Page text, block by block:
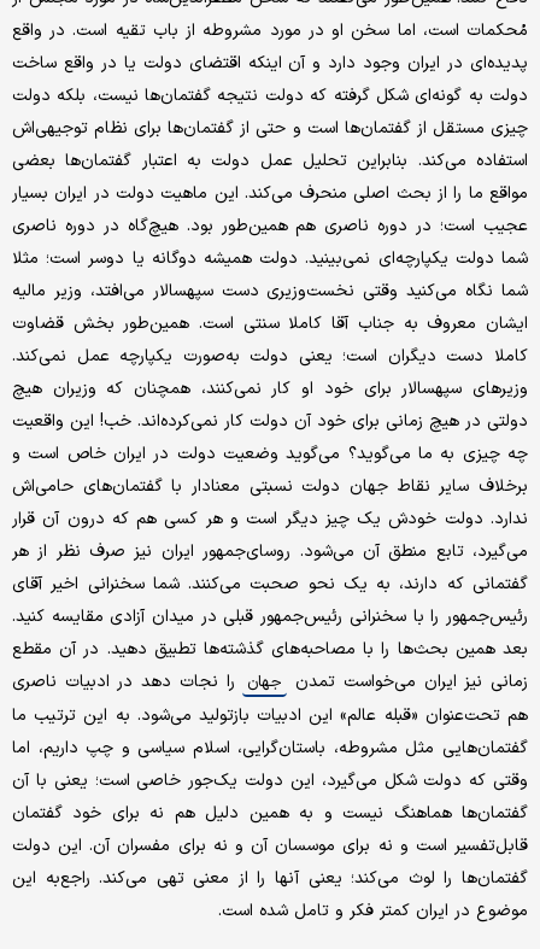
مُحکمات است، اما سخن او در مورد مشروطه از باب تقیه است. در واقع
پدیده‌ای در ایران وجود دارد و آن اینکه اقتضای دولت یا در واقع ساخت
دولت به گونه‌ای شکل گرفته که دولت نتیجه‌ گفتمان‌ها نیست، بلکه دولت
چیزی مستقل از گفتمان‌ها است و حتی از گفتمان‌ها برای نظام توجیهی‌اش
استفاده می‌کند. بنابراین تحلیل عمل دولت به اعتبار گفتمان‌ها بعضی
مواقع‌ ما را از بحث اصلی منحرف می‌کند. این ماهیت دولت در ایران بسیار
عجیب است؛ در دوره‌ ناصری هم همین‌طور بود. هیچ‌گاه در دوره‌ ناصری
شما دولت یکپارچه‌‌ای نمی‌بینید. دولت همیشه دوگانه یا دوسر است؛ مثلا
شما نگاه می‌کنید وقتی نخست‌وزیری دست سپهسالار می‌افتد، وزیر مالیه‌
ایشان معروف به جناب آقا کاملا سنتی است. همین‌طور بخش قضاوت
کاملا دست دیگران است؛ یعنی دولت به‌صورت یکپارچه عمل نمی‌کند.
وزیرهای سپهسالار برای خود او کار نمی‌کنند، همچنان که وزیران هیچ
دولتی در هیچ زمانی برای خود آن دولت کار نمی‌کرده‌اند. خب! این واقعیت
چه چیزی به ما می‌گوید؟ می‌گوید وضعیت دولت در ایران خاص است و
برخلاف سایر نقاط جهان دولت نسبتی معنا‌دار با گفتمان‌های حامی‌اش
ندارد. دولت خودش یک چیز دیگر است و هر کسی هم که درون آن قرار
می‌گیرد، تابع منطق آن می‌شود. روسای‌جمهور ایران نیز صرف نظر از هر
گفتمانی که دارند، به یک نحو صحبت می‌کنند. شما سخنرانی اخیر آقای
رئیس‌جمهور را با سخنرانی رئیس‌جمهور قبلی در میدان آزادی مقایسه کنید.
بعد همین بحث‌ها را با مصاحبه‌های گذشته‌ها تطبیق دهید. در آن مقطع
زمانی نیز ایران می‌خواست تمدن
جهان را نجات ‌دهد در ادبیات ناصری
هم تحت‌‌عنوان «قبله‌ عالم» این ادبیات بازتولید می‌شود. به این ترتیب ما
گفتمان‌هایی مثل مشروطه، باستان‌گرایی، اسلام سیاسی و چپ داریم، اما
وقتی که دولت شکل می‌گیرد، این دولت یک‌جور خاصی است؛ یعنی با آن
گفتمان‌ها هماهنگ نیست و به همین دلیل هم نه برای خود گفتمان
قابل‌تفسیر است و نه برای موسسان آن و نه برای مفسران آن. این دولت
گفتمان‌ها را لوث می‌کند؛ یعنی آنها را از معنی تهی می‌کند. راجع‌به این
موضوع در ایران کمتر فکر و تامل شده است.